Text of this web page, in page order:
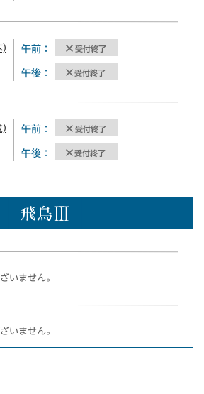
) 午前： 受付終了
午後： 受付終了
) 午前： 受付終了
午後： 受付終了
いません。
いません。